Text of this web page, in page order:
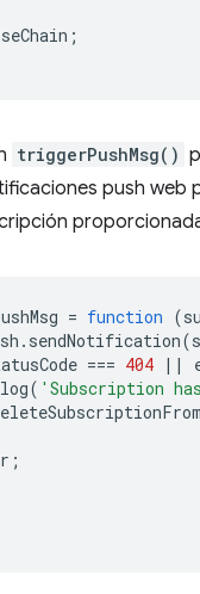
;
triggerPushMsg()
push web
= function (
. sendNotification(
=== 404 ||
log( 'Subscription
;